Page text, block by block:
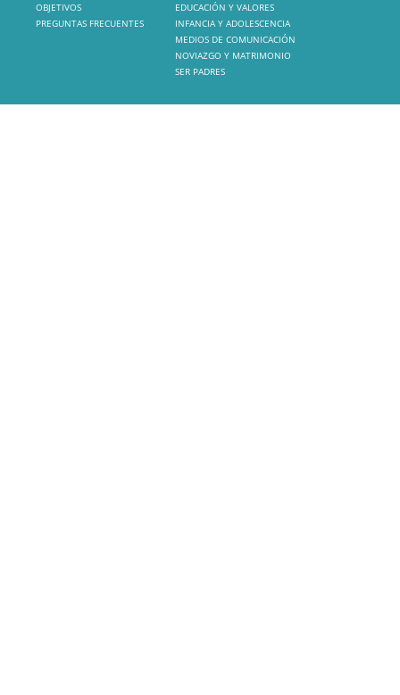
OBJETIVOS
PREGUNTAS FRECUENTES
EDUCACIÓN Y VALORES
INFANCIA Y ADOLESCENCIA
MEDIOS DE COMUNICACIÓN
NOVIAZGO Y MATRIMONIO
SER PADRES